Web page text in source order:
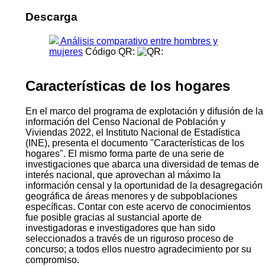
Descarga
Análisis comparativo entre hombres y
mujeres Código QR:
Características de los hogares
En el marco del programa de explotación y difusión de la
información del Censo Nacional de Población y
Viviendas 2022, el Instituto Nacional de Estadística
(INE), presenta el documento "Características de los
hogares". El mismo forma parte de una serie de
investigaciones que abarca una diversidad de temas de
interés nacional, que aprovechan al máximo la
información censal y la oportunidad de la desagregación
geográfica de áreas menores y de subpoblaciones
específicas. Contar con este acervo de conocimientos
fue posible gracias al sustancial aporte de
investigadoras e investigadores que han sido
seleccionados a través de un riguroso proceso de
concurso; a todos ellos nuestro agradecimiento por su
compromiso.